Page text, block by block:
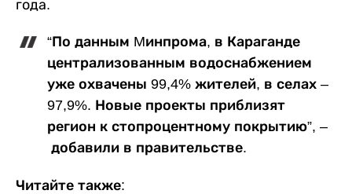
года.
“По данным Mинпрома, в Караганде
централизованным водоснабжением
уже охвачены 99,4% жителей, в селах –
97,9%. Новые проекты приблизят
регион к стопроцентному покрытию”, –
добавили в правительстве.
Читайте также: